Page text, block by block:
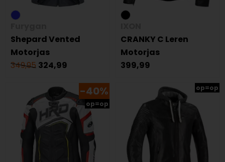
Shepard Vented
Motorjas
349,95 324,99
CRANKY C Leren
Motorjas
399,99
-40%
op=op
op=op